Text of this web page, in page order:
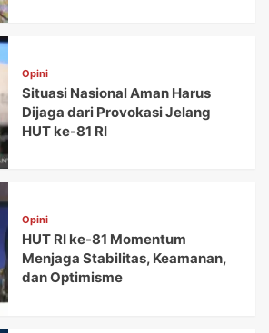
Opini
Situasi Nasional Aman Harus
Dijaga dari Provokasi Jelang
HUT ke-81 RI
Opini
HUT RI ke-81 Momentum
Menjaga Stabilitas, Keamanan,
dan Optimisme